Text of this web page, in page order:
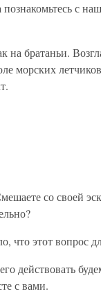
с
на братаньи.
морских
со своей
этот вопрос
действовать
с вами.